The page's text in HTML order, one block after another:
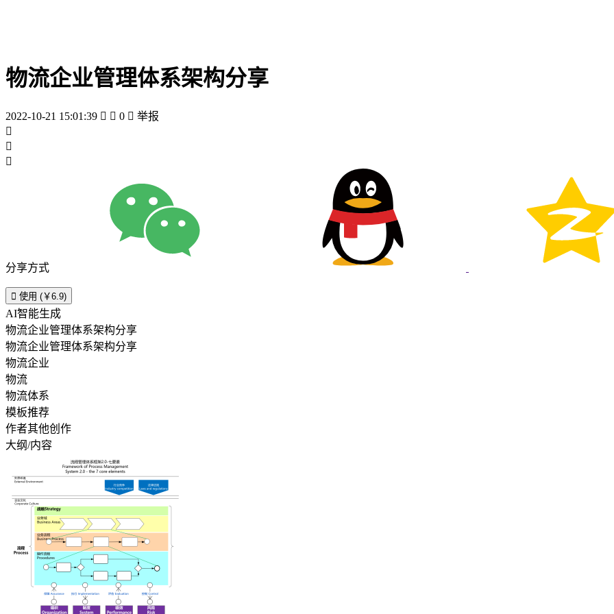
物流企业管理体系架构分享
2022-10-21 15:01:39   0  举报



分享方式
 使用 (￥6.9)
AI智能生成
物流企业管理体系架构分享
物流企业管理体系架构分享
物流企业
物流
物流体系
模板推荐
作者其他创作
大纲/内容